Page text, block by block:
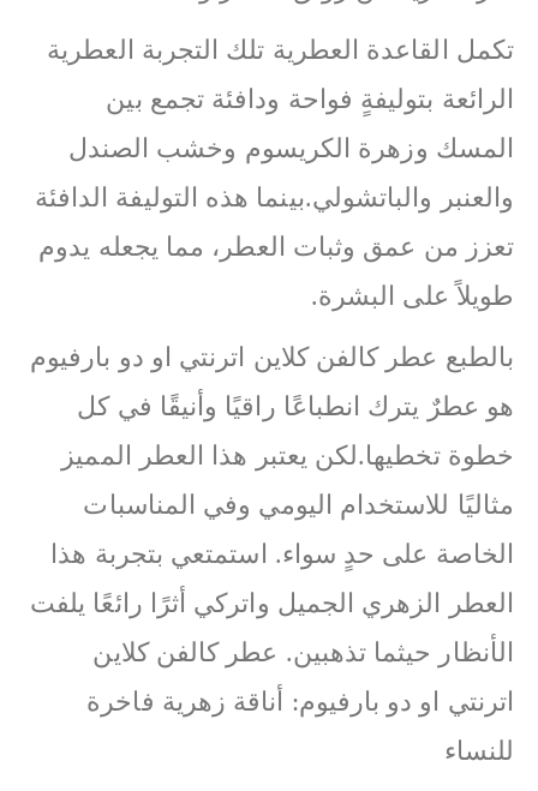
تكمل القاعدة العطرية تلك التجربة العطرية
الرائعة بتوليفةٍ فواحة ودافئة تجمع بين
المسك وزهرة الكريسوم وخشب الصندل
والعنبر والباتشولي.بينما هذه التوليفة الدافئة
تعزز من عمق وثبات العطر، مما يجعله يدوم
طويلاً على البشرة.
بالطبع عطر كالفن كلاين اترنتي او دو بارفيوم
هو عطرٌ يترك انطباعًا راقيًا وأنيقًا في كل
خطوة تخطيها.لكن يعتبر هذا العطر المميز
مثاليًا للاستخدام اليومي وفي المناسبات
الخاصة على حدٍ سواء. استمتعي بتجربة هذا
العطر الزهري الجميل واتركي أثرًا رائعًا يلفت
الأنظار حيثما تذهبين. عطر كالفن كلاين
اترنتي او دو بارفيوم: أناقة زهرية فاخرة
للنساء